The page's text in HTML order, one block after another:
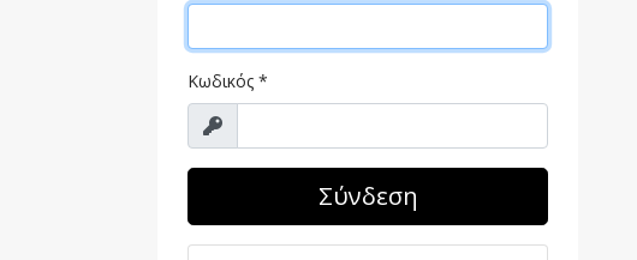
Κωδικός *
Προβολή
Σύνδεση